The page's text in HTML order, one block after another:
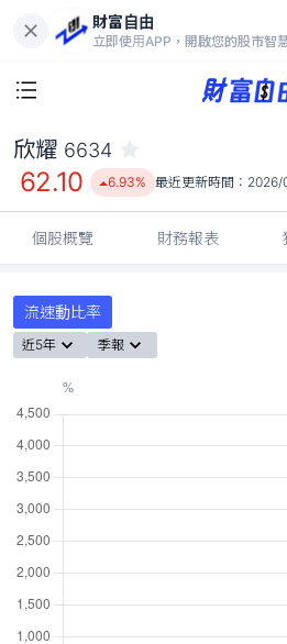
財富自由
立即使用APP，開啟您的股市智
62.10
6.93%
欣耀 6634
62.10 6.93% 最近更新時間： 2026/
個股概覽 財務報表
流速動比率
近5年 季報